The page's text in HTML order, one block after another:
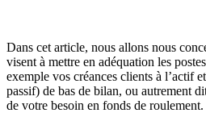
Dans cet article, nous allons nous
visent à mettre en adéquation les
exemple vos créances clients à l’actif
passif) de bas de bilan, ou autrement
de votre besoin en fonds de roulement.